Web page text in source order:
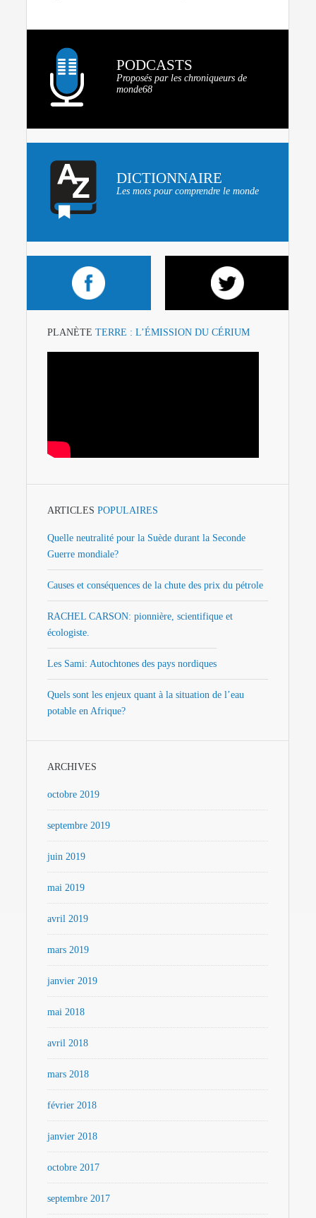
PODCASTS
Proposés par les chroniqueurs de
monde68
DICTIONNAIRE
Les mots pour comprendre le monde
PLANÈTE TERRE : L’ÉMISSION DU CÉRIUM
ARTICLES POPULAIRES
Quelle neutralité pour la Suède durant la Seconde
Guerre mondiale?
Causes et conséquences de la chute des prix du pétrole
RACHEL CARSON: pionnière, scientifique et
écologiste.
Les Sami: Autochtones des pays nordiques
Quels sont les enjeux quant à la situation de l’eau
potable en Afrique?
ARCHIVES
octobre 2019
septembre 2019
juin 2019
mai 2019
avril 2019
mars 2019
janvier 2019
mai 2018
avril 2018
mars 2018
février 2018
janvier 2018
octobre 2017
septembre 2017